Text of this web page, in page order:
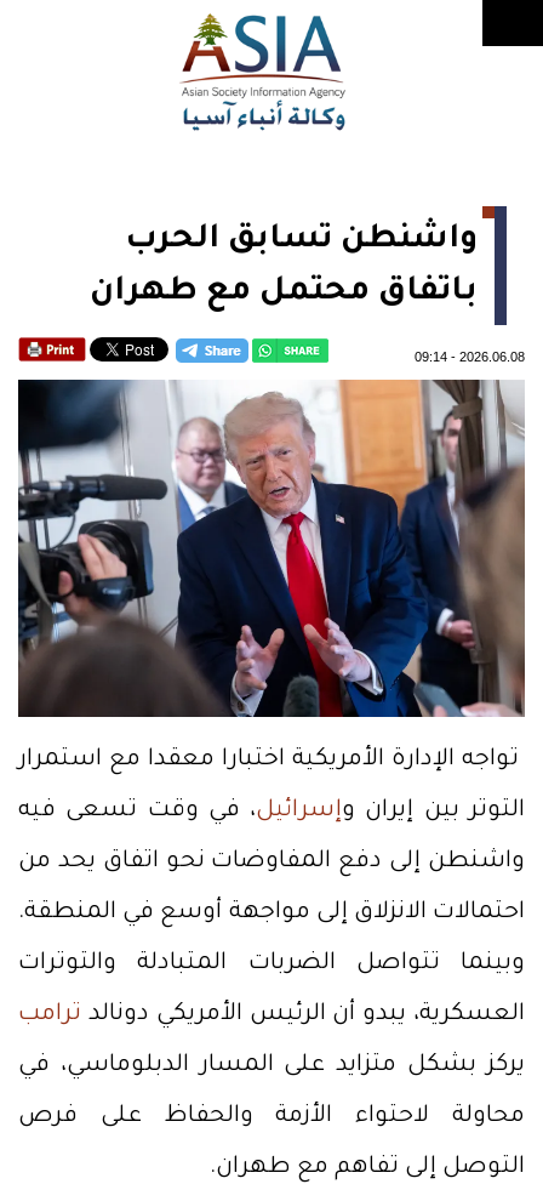
واشنطن تسابق الحرب
باتفاق محتمل مع طهران
2026.06.08
-
09:14
تواجه الإدارة الأمريكية اختبارا معقدا مع استمرار
التوتر بين إيران وإسرائيل، في وقت تسعى فيه
واشنطن إلى دفع المفاوضات نحو اتفاق يحد من
احتمالات الانزلاق إلى مواجهة أوسع في المنطقة.
وبينما تتواصل الضربات المتبادلة والتوترات
العسكرية، يبدو أن الرئيس الأمريكي دونالد ترامب
يركز بشكل متزايد على المسار الدبلوماسي، في
محاولة لاحتواء الأزمة والحفاظ على فرص
التوصل إلى تفاهم مع طهران.